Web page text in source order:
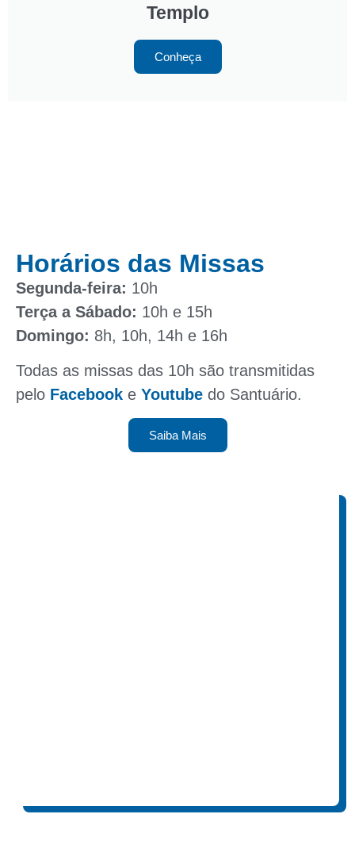
Templo
Conheça
Horários das Missas
Segunda-feira: 10h
Terça a Sábado: 10h e 15h
Domingo: 8h, 10h, 14h e 16h
Todas as missas das 10h são transmitidas
pelo Facebook e Youtube do Santuário.
Saiba Mais